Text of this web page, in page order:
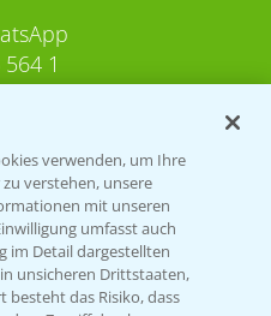
1
verwenden, um Ihre
verstehen, unsere
mit unseren
umfasst auch
im Detail dargestellten
unsicheren Drittstaaten,
besteht das Risiko, dass